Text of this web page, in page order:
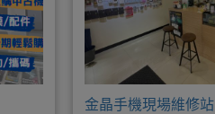
金晶手機現場維修站